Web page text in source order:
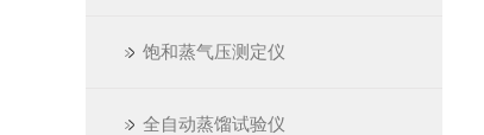
饱和蒸气压测定仪
全自动蒸馏试验仪